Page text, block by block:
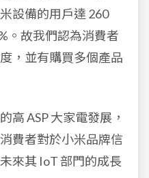
設備的用戶達 260
。故我們認為消費者
，並有購買多個產品
高 ASP 大家電發展，
費者對於小米品牌信
來其 IoT 部門的成長